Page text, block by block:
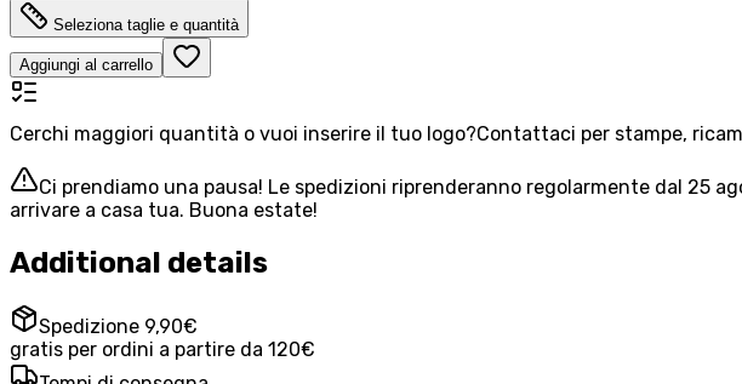
Seleziona taglie e quantità
Aggiungi al carrello
Cerchi maggiori quantità o vuoi inserire il tuo logo?Contattaci per stampe,
Ci prendiamo una pausa! Le spedizioni riprenderanno regolarmente dal 25
arrivare a casa tua. Buona estate!
Additional details
Spedizione 9,90€
gratis per ordini a partire da 120€